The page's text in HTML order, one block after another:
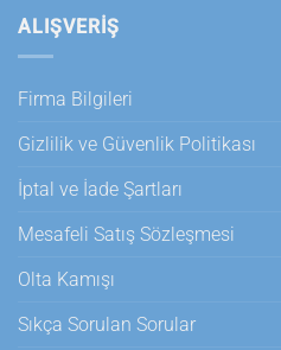
ALIŞVERİŞ
Firma Bilgileri
Gizlilik ve Güvenlik Politikası
İptal ve İade Şartları
Mesafeli Satış Sözleşmesi
Olta Kamışı
Sıkça Sorulan Sorular